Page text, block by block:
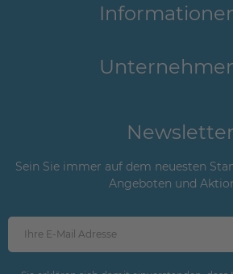
Newsletter
Sein Sie immer auf dem neuesten
Angeboten und